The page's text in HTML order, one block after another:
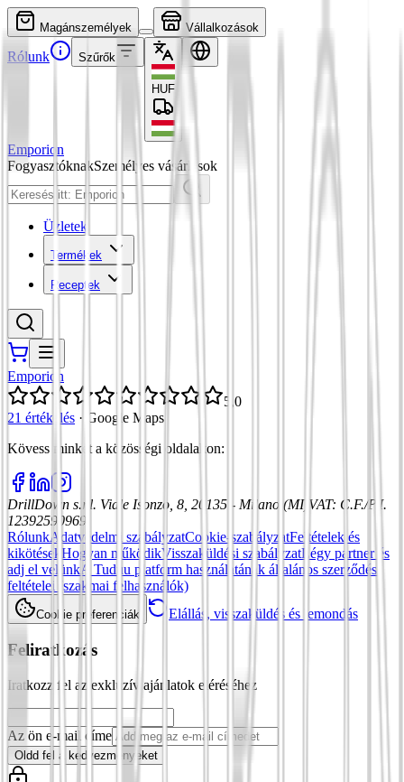
Magánszemélyek Vállalkozások
Rólunk Szűrők
HUF
Emporion
FogyasztóknakSzemélyes vásárlások
Üzletek
Termékek
Receptek
Emporion
5,0
21 értékelés · Google Maps
Kövess minket a közösségi oldalakon:
DrillDown s.r.l. Viale Isonzo, 8, 20135 - Milano (MI) VAT: C.F./P.I.
12392590969
RólunkAdatvédelmi szabályzatCookie-szabályzatFeltételek és
kikötések Hogyan működikVisszaküldési szabályzatLégy partner és
adj el velünkA Tuduu platform használatának általános szerződési
feltételei (szakmai felhasználók)
Cookie preferenciák Elállás, visszaküldés és lemondás
Feliratkozás
Iratkozz fel az exkluzív ajánlatok eléréséhez
Az ön e-mail címe
Oldd fel a kedvezményeket